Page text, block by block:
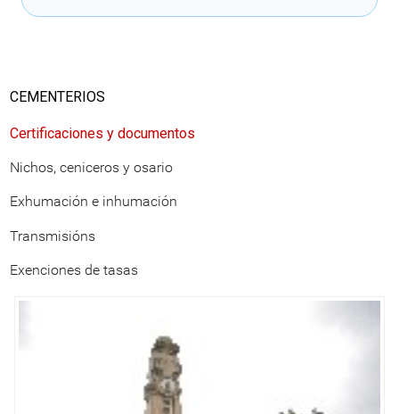
CEMENTERIOS
Certificaciones y documentos
Nichos, ceniceros y osario
Exhumación e inhumación
Transmisións
Exenciones de tasas